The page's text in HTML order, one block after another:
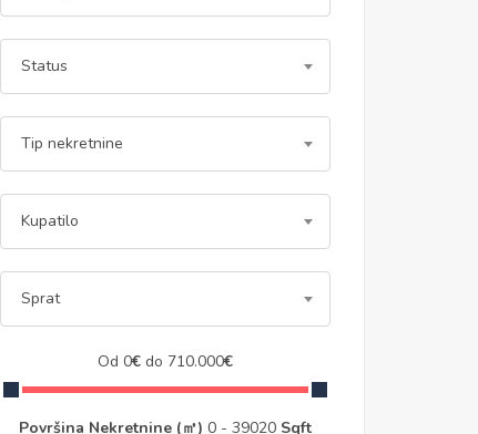
Status
Tip nekretnine
Kupatilo
Sprat
Od 0€ do 710.000€
Površina Nekretnine (㎡) 0 - 39020 Sqft